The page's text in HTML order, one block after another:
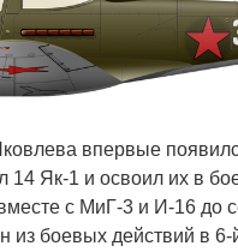
впервые
14 Як-1 и освоил их в
с МиГ-3 и И-16 до
боевых действий в